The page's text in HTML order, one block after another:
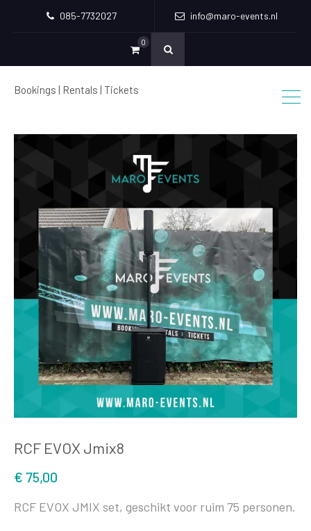
085-7732027 info@maro-events.nl
0
Bookings | Rentals | Tickets
RCF EVOX Jmix8
€ 75,00
RCF EVOX JMIX set, geschikt voor ruim 75 personen.